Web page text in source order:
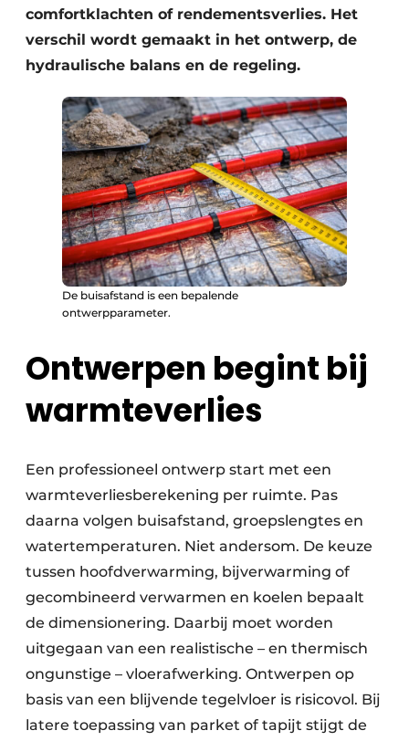
comfortklachten of rendementsverlies. Het
verschil wordt gemaakt in het ontwerp, de
hydraulische balans en de regeling.
De buisafstand is een bepalende
ontwerpparameter.
Ontwerpen begint bij
warmteverlies
Een professioneel ontwerp start met een
warmteverliesberekening per ruimte. Pas
daarna volgen buisafstand, groepslengtes en
watertemperaturen. Niet andersom. De keuze
tussen hoofdverwarming, bijverwarming of
gecombineerd verwarmen en koelen bepaalt
de dimensionering. Daarbij moet worden
uitgegaan van een realistische – en thermisch
ongunstige – vloerafwerking. Ontwerpen op
basis van een blijvende tegelvloer is risicovol. Bij
latere toepassing van parket of tapijt stijgt de